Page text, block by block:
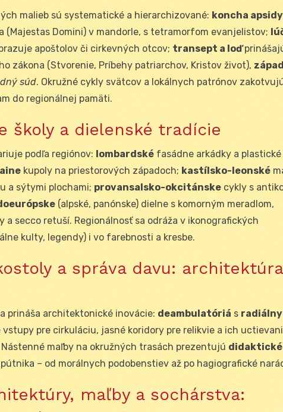
malieb sú systematické a hierarchizované: koncha apsidy
(Majestas Domini) v mandorle, s tetramorfom evanjelistov;
apoštolov či cirkevných otcov; transept a loď
zákona (Stvorenie, Príbehy patriarchov, Kristov život),
súd. Okružné cykly svätcov a lokálnych patrónov
do regionálnej pamäti.
školy a dielenské tradície
podľa regiónov: lombardské fasádne arkádky a
kupoly na priestorových západoch; kastílsko-leonské
a sýtymi plochami; provansalsko-okcitánske cykly s
(alpské, panónske) dielne s komorným meradlom,
a secco retuší. Regionálnosť sa odráža v ikonografických
kulty, legendy) i vo farebnosti a kresbe.
a správa davu:
prináša architektonické inovácie: deambulatóriá s
vstupy pre cirkuláciu, jasné koridory pre relikvie a ich
maľby na okružných trasách prezentujú
– od morálnych podobenstiev až po hagiografické
maľby a sochárstva: